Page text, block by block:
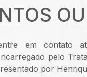
em contato
pelo
por